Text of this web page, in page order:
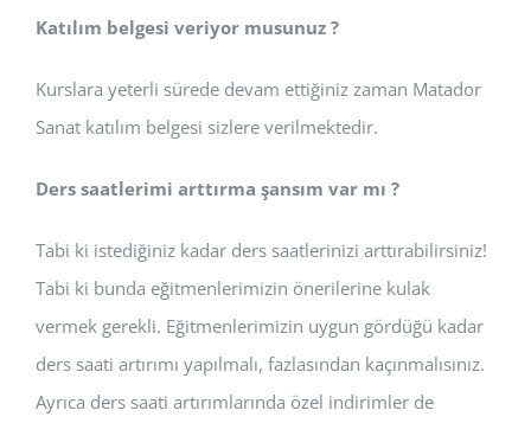
Katılım belgesi veriyor musunuz ?
Kurslara yeterli sürede devam ettiğiniz zaman Matador
Sanat katılım belgesi sizlere verilmektedir.
Ders saatlerimi arttırma şansım var mı ?
Tabi ki istediğiniz kadar ders saatlerinizi arttırabilirsiniz!
Tabi ki bunda eğitmenlerimizin önerilerine kulak
vermek gerekli. Eğitmenlerimizin uygun gördüğü kadar
ders saati artırımı yapılmalı, fazlasından kaçınmalısınız.
Ayrıca ders saati artırımlarında özel indirimler de